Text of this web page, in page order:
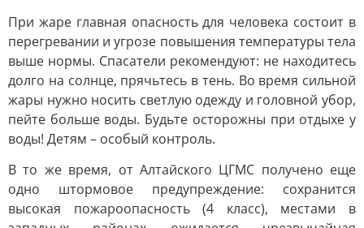
При жаре главная опасность для человека состоит в
перегревании и угрозе повышения температуры тела
выше нормы. Спасатели рекомендуют: не находитесь
долго на солнце, прячьтесь в тень. Во время сильной
жары нужно носить светлую одежду и головной убор,
пейте больше воды. Будьте осторожны при отдыхе у
воды! Детям – особый контроль.
В то же время, от Алтайского ЦГМС получено еще
одно штормовое предупреждение: сохранится
высокая пожароопасность (4 класс), местами в